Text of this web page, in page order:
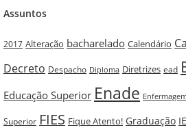
Assuntos
2017 Alteração bacharelado Calendário
Decreto Despacho Diploma Diretrizes ead
Educação Superior Enade
Superior FIES Fique Atento! Graduação